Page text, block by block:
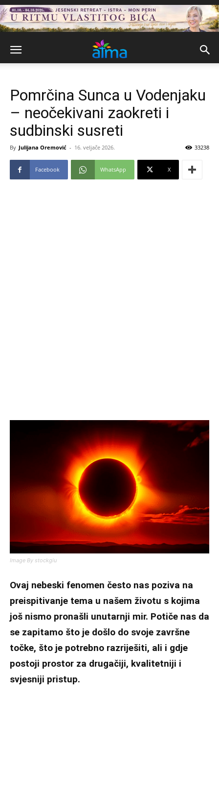
Pomrčina Sunca u Vodenjaku
– neočekivani zaokreti i
sudbinski susreti
By Julijana Oremović - 16. veljače 2026. 33238
Facebook WhatsApp X
Image By stockgiu
Ovaj nebeski fenomen često nas poziva na
preispitivanje tema u našem životu s kojima
još nismo pronašli unutarnji mir. Potiče nas da
se zapitamo što je došlo do svoje završne
točke, što je potrebno razriješiti, ali i gdje
postoji prostor za drugačiji, kvalitetniji i
svjesniji pristup.